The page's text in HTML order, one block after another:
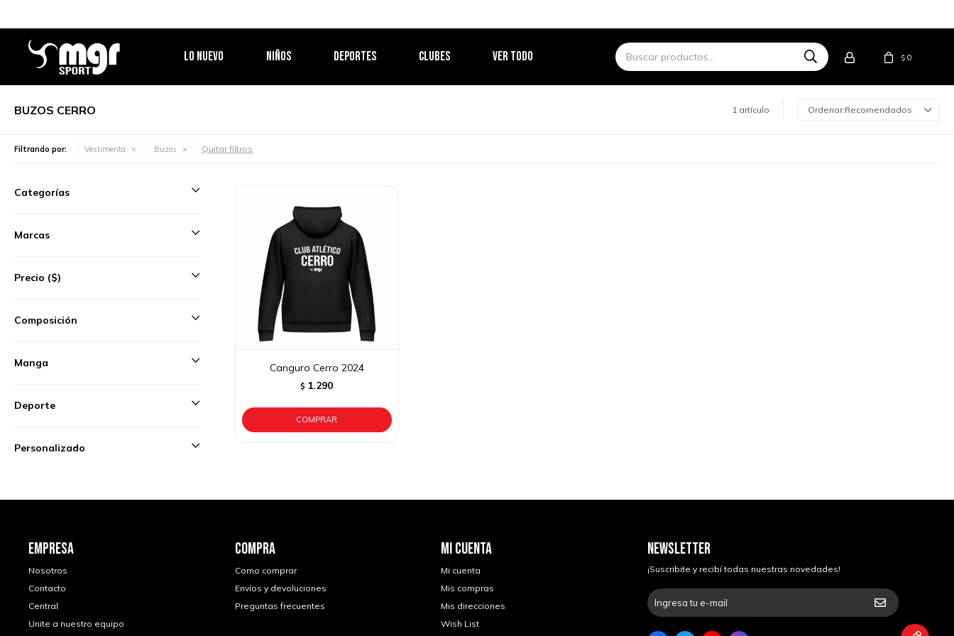
LO NUEVO NIÑOS DEPORTES CLUBES VER TODO $ 0
BUZOS CERRO 1 artículo Recomendados
Filtrando por: Vestimenta Buzos Quitar filtros
Canguro Cerro 2024
$ 1.290
Categorías
Marcas
Precio ($)
Composición
Manga
Deporte
Personalizado
EMPRESA
Nosotros
Contacto
Central
Unite a nuestro equipo
COMPRA
Como comprar
Envíos y devoluciones
Preguntas frecuentes
MI CUENTA
Mi cuenta
Mis compras
Mis direcciones
Wish List
NEWSLETTER
¡Suscribite y recibí todas nuestras novedades!